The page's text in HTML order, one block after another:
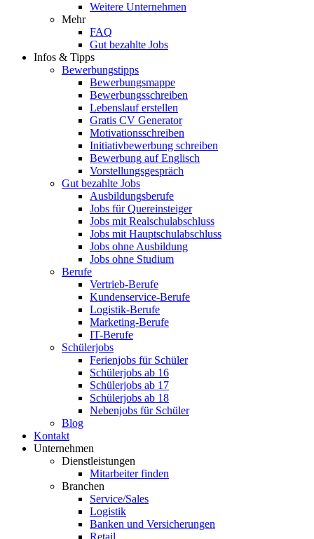
Weitere Unternehmen
Mehr
FAQ
Gut bezahlte Jobs
Infos & Tipps
Bewerbungstipps
Bewerbungsmappe
Bewerbungsschreiben
Lebenslauf erstellen
Gratis CV Generator
Motivationsschreiben
Initiativbewerbung schreiben
Bewerbung auf Englisch
Vorstellungsgespräch
Gut bezahlte Jobs
Ausbildungsberufe
Jobs für Quereinsteiger
Jobs mit Realschulabschluss
Jobs mit Hauptschulabschluss
Jobs ohne Ausbildung
Jobs ohne Studium
Berufe
Vertrieb-Berufe
Kundenservice-Berufe
Logistik-Berufe
Marketing-Berufe
IT-Berufe
Schülerjobs
Ferienjobs für Schüler
Schülerjobs ab 16
Schülerjobs ab 17
Schülerjobs ab 18
Nebenjobs für Schüler
Blog
Kontakt
Unternehmen
Dienstleistungen
Mitarbeiter finden
Branchen
Service/Sales
Logistik
Banken und Versicherungen
Retail